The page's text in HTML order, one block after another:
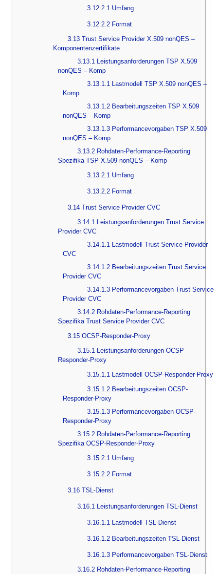
3.12.2.1 Umfang
3.12.2.2 Format
3.13 Trust Service Provider X.509 nonQES –
Komponentenzertifikate
3.13.1 Leistungsanforderungen TSP X.509
nonQES – Komp
3.13.1.1 Lastmodell TSP X.509 nonQES –
Komp
3.13.1.2 Bearbeitungszeiten TSP X.509
nonQES – Komp
3.13.1.3 Performancevorgaben TSP X.509
nonQES – Komp
3.13.2 Rohdaten-Performance-Reporting
Spezifika TSP X.509 nonQES – Komp
3.13.2.1 Umfang
3.13.2.2 Format
3.14 Trust Service Provider CVC
3.14.1 Leistungsanforderungen Trust Service
Provider CVC
3.14.1.1 Lastmodell Trust Service Provider
CVC
3.14.1.2 Bearbeitungszeiten Trust Service
Provider CVC
3.14.1.3 Performancevorgaben Trust Service
Provider CVC
3.14.2 Rohdaten-Performance-Reporting
Spezifika Trust Service Provider CVC
3.15 OCSP-Responder-Proxy
3.15.1 Leistungsanforderungen OCSP-
Responder-Proxy
3.15.1.1 Lastmodell OCSP-Responder-Proxy
3.15.1.2 Bearbeitungszeiten OCSP-
Responder-Proxy
3.15.1.3 Performancevorgaben OCSP-
Responder-Proxy
3.15.2 Rohdaten-Performance-Reporting
Spezifika OCSP-Responder-Proxy
3.15.2.1 Umfang
3.15.2.2 Format
3.16 TSL-Dienst
3.16.1 Leistungsanforderungen TSL-Dienst
3.16.1.1 Lastmodell TSL-Dienst
3.16.1.2 Bearbeitungszeiten TSL-Dienst
3.16.1.3 Performancevorgaben TSL-Dienst
3.16.2 Rohdaten-Performance-Reporting